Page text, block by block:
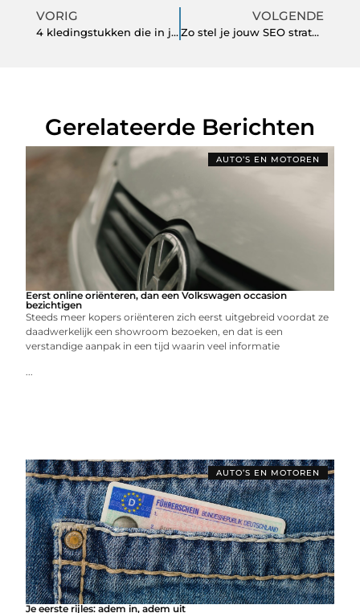
VORIG
4 kledingstukken die in jouw kast zéker niet mogen ontbreken
VOLGENDE
Zo stel je jouw SEO strategie vast
Gerelateerde Berichten
AUTO’S EN MOTOREN
Eerst online oriënteren, dan een Volkswagen occasion
bezichtigen
Steeds meer kopers oriënteren zich eerst uitgebreid voordat ze
daadwerkelijk een showroom bezoeken, en dat is een
verstandige aanpak in een tijd waarin veel informatie
...
AUTO’S EN MOTOREN
Je eerste rijles: adem in, adem uit